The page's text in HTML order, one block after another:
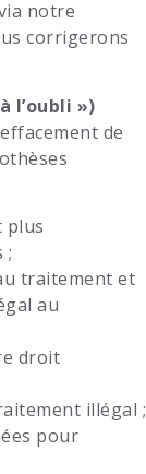
notre
corrigerons
l’oubli »)
de
plus
;
traitement et
au
droit
illégal ;
pour